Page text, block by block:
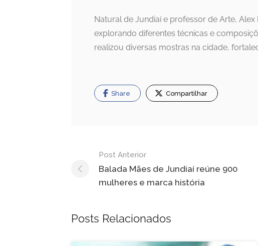
Natural de Jundiaí e professor de Arte,
explorando diferentes técnicas e
realizou diversas mostras na cidade,
Share Compartilhar
Navegação
de
Post
Post Anterior
Balada Mães de Jundiaí reúne 900
mulheres e marca história
Posts Relacionados